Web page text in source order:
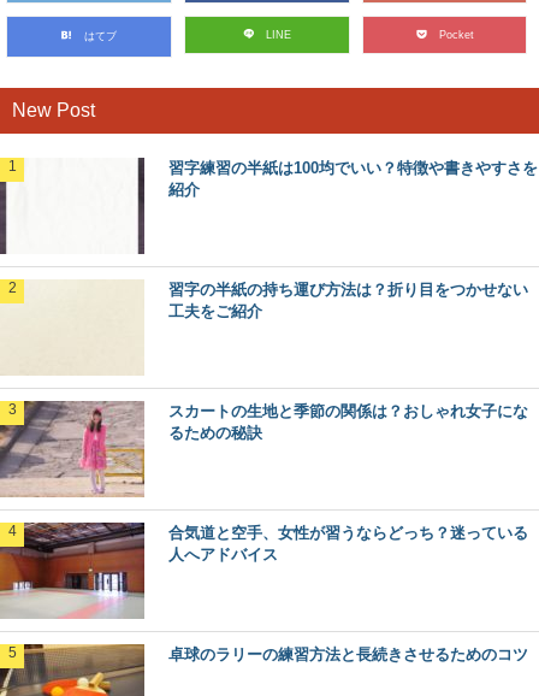
はてブ LINE Pocket
New Post
習字練習の半紙は100均でいい？特徴や書きやすさを
紹介
習字の半紙の持ち運び方法は？折り目をつかせない
工夫をご紹介
スカートの生地と季節の関係は？おしゃれ女子にな
るための秘訣
合気道と空手、女性が習うならどっち？迷っている
人へアドバイス
卓球のラリーの練習方法と長続きさせるためのコツ